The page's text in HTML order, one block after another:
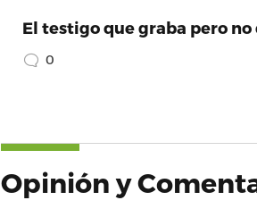
El testigo que graba pero no
0
Opinión y